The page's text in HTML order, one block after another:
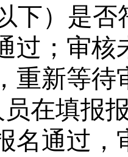
下）是否
过；审核
重新等待
在填报
名通过，